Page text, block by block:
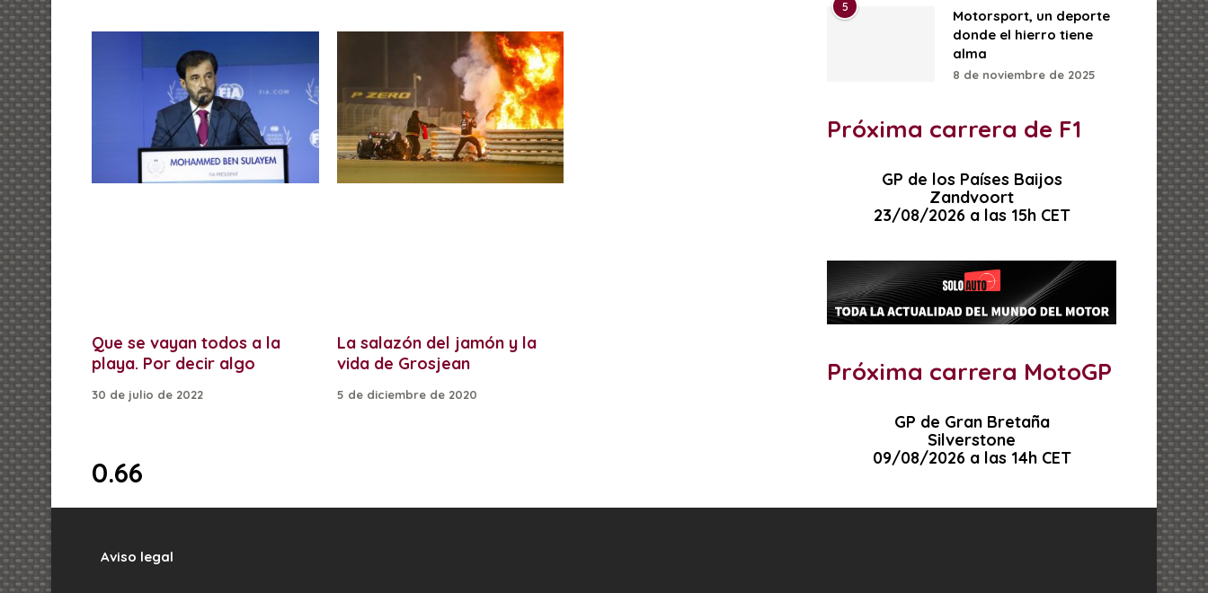
Que se vayan todos a la
playa. Por decir algo
30 de julio de 2022
La salazón del jamón y la
vida de Grosjean
5 de diciembre de 2020
5
Motorsport, un deporte
donde el hierro tiene
alma
8 de noviembre de 2025
Próxima carrera de F1
GP de los Países Baijos
Zandvoort
23/08/2026 a las 15h CET
Próxima carrera MotoGP
GP de Gran Bretaña
Silverstone
09/08/2026 a las 14h CET
Aviso legal